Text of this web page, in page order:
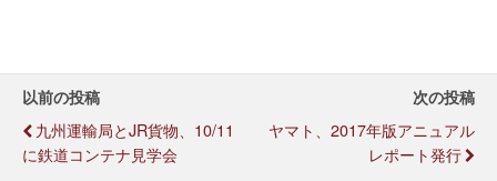
以前の投稿
九州運輸局とJR貨物、10/11
に鉄道コンテナ見学会
次の投稿
ヤマト、2017年版アニュアル
レポート発行